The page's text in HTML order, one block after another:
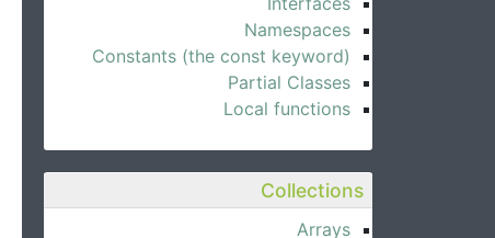
Namespaces
Constants (the const keyword)
Partial Classes
Local functions
Collections
Arrays